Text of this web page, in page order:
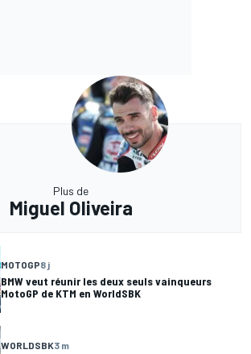
Plus de
Miguel Oliveira
MOTOGP8 j
BMW veut réunir les deux seuls vainqueurs
MotoGP de KTM en WorldSBK
WORLDSBK3 m